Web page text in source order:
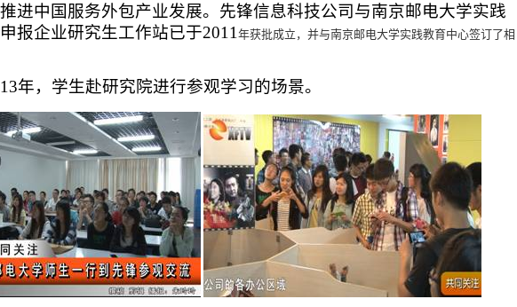
进中国服务外包产业发展。先锋信息科技公司与南京邮电大学实践
报企业研究生工作站已于2011 年获批成立，并与南京邮电大学实践教育中心签订了相
年，学生赴研究院进行参观学习的场景。